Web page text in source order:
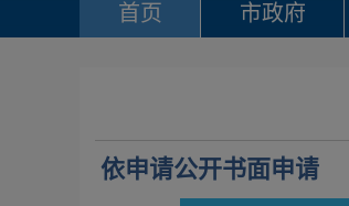
首页 市政府
依申请公开书面申请